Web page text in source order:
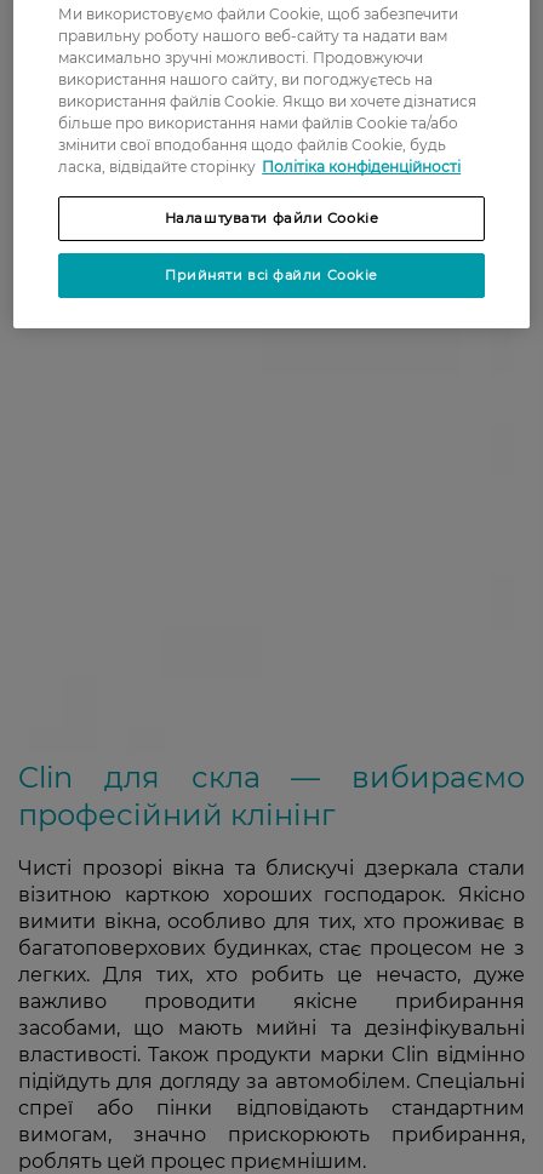
Clin для скла — вибираємо
професійний клінінг
Чисті прозорі вікна та блискучі дзеркала стали
візитною карткою хороших господарок. Якісно
вимити вікна, особливо для тих, хто проживає в
багатоповерхових будинках, стає процесом не з
легких. Для тих, хто робить це нечасто, дуже
важливо проводити якісне прибирання
засобами, що мають мийні та дезінфікувальні
властивості. Також продукти марки Clin відмінно
підійдуть для догляду за автомобілем. Спеціальні
спреї або пінки відповідають стандартним
вимогам, значно прискорюють прибирання,
роблять цей процес приємнішим.
Ми використовуємо файли Cookie, щоб забезпечити
правильну роботу нашого веб-сайту та надати вам
максимально зручні можливості. Продовжуючи
використання нашого сайту, ви погоджуєтесь на
використання файлів Cookie. Якщо ви хочете дізнатися
більше про використання нами файлів Cookie та/або
змінити свої вподобання щодо файлів Cookie, будь
ласка, відвідайте сторінку Політіка конфіденційності
Налаштувати файли Cookie
Прийняти всі файли Cookie